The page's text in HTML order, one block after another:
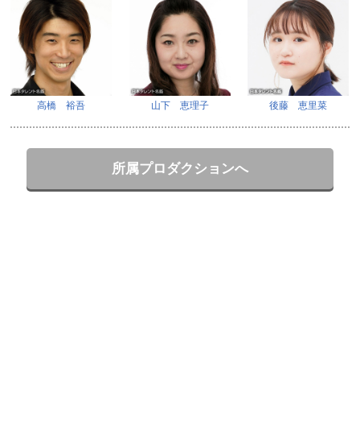
高橋 裕吾 山下 恵理子 後藤 恵里菜
所属プロダクションへ